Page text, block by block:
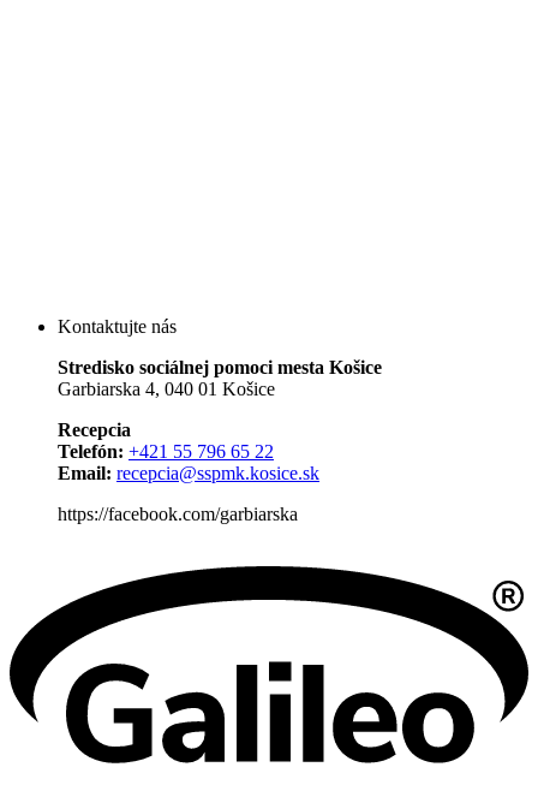
Kontaktujte nás
Stredisko sociálnej pomoci mesta Košice
Garbiarska 4, 040 01 Košice
Recepcia
Telefón: +421 55 796 65 22
Email: recepcia@sspmk.kosice.sk
https://facebook.com/garbiarska